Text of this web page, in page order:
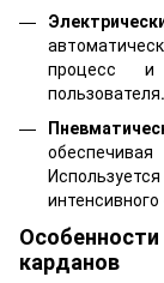
процесс и
пользователя.
карданов